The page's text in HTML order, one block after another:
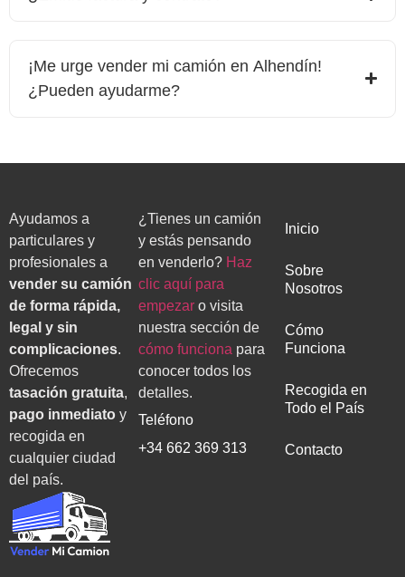
¡Me urge vender mi camión en Alhendín!
¿Pueden ayudarme?
Ayudamos a
particulares y
profesionales a
vender su camión
de forma rápida,
legal y sin
complicaciones.
Ofrecemos
tasación gratuita,
pago inmediato y
recogida en
cualquier ciudad
del país.
¿Tienes un camión
y estás pensando
en venderlo? Haz
clic aquí para
empezaro visita
nuestra sección de
cómo funciona para
conocer todos los
detalles.
Teléfono
+34 662 369 313
Inicio
Sobre
Nosotros
Cómo
Funciona
Recogida en
Todo el País
Contacto